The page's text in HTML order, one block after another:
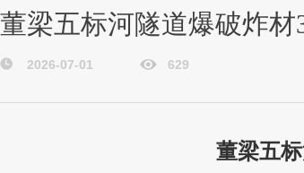
董梁五标河隧道爆破炸
2026-07-01 629
董梁五